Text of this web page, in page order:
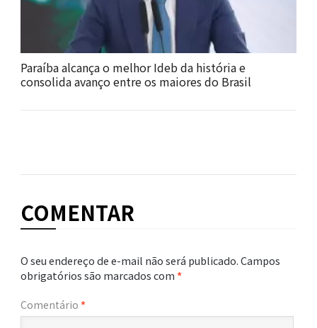
Paraíba alcança o melhor Ideb da história e
consolida avanço entre os maiores do Brasil
COMENTAR
O seu endereço de e-mail não será publicado.Campos
obrigatórios são marcados com*
Comentário *